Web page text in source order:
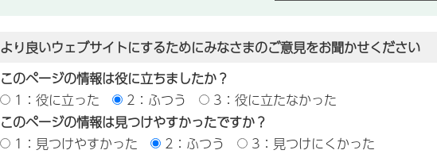
より良いウェブサイトにするためにみなさまのご意見をお聞かせください
このページの情報は役に立ちましたか？
1：役に立った
2：ふつう
3：役に立たなかった
このページの情報は見つけやすかったですか？
1：見つけやすかった
2：ふつう 3：見つけにくかった